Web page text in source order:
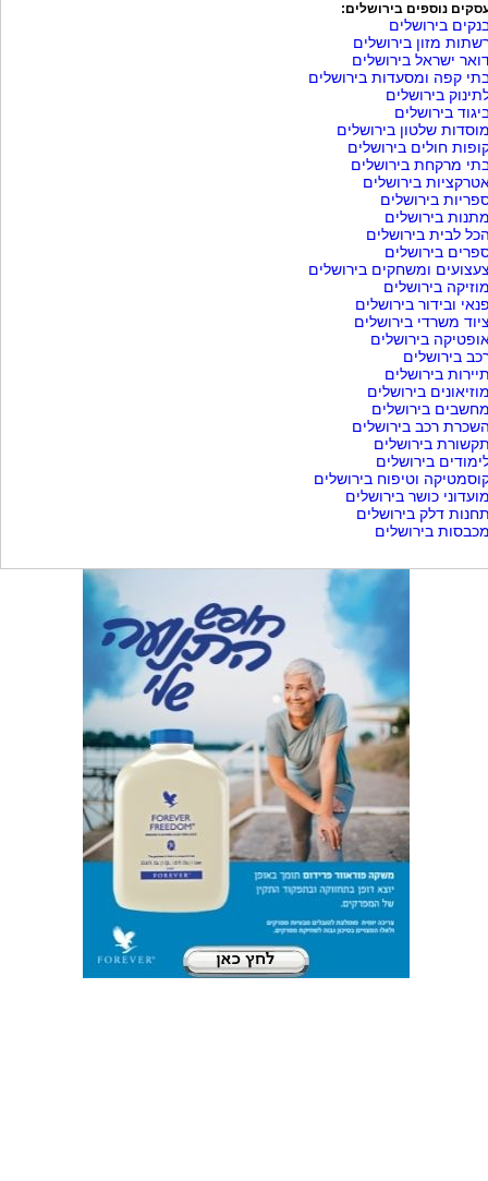
נוספים בירושלים:
בירושלים
מזון בירושלים
ישראל בירושלים
קפה ומסעדות בירושלים
בירושלים
בירושלים
שלטון בירושלים
חולים בירושלים
מרקחת בירושלים
בירושלים
בירושלים
בירושלים
לבית בירושלים
בירושלים
ומשחקים בירושלים
בירושלים
ובידור בירושלים
משרדי בירושלים
בירושלים
בירושלים
בירושלים
בירושלים
בירושלים
רכב בירושלים
בירושלים
בירושלים
וטיפוח בירושלים
כושר בירושלים
דלק בירושלים
בירושלים